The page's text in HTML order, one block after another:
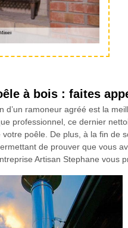
à bois : faites
d’un ramoneur agréé est la
professionnel, ce dernier
votre poêle. De plus, à la fin
de prouver que vous
Artisan Stephane vous